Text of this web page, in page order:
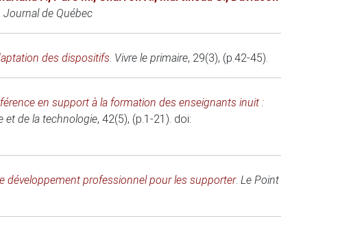
Journal de Québec
des dispositifs. Vivre le primaire, 29(3), (p.42-45).
en support à la formation des enseignants inuit :
et de la technologie, 42(5), (p.1-21). doi:
développement professionnel pour les supporter. Le Point